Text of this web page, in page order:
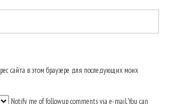
сайта в этом браузере для последующих моих
Notify me of followup comments via e-mail. You can